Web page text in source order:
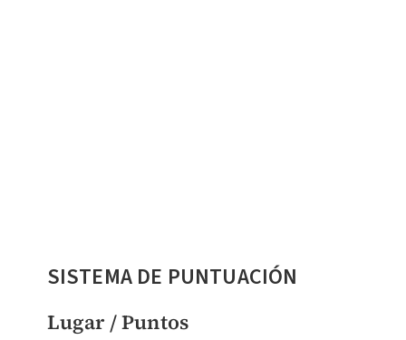
SISTEMA DE PUNTUACIÓN
Lugar / Puntos